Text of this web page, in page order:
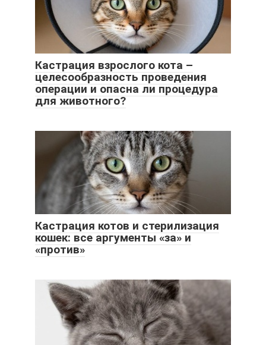
Кастрация взрослого кота –
целесообразность проведения
операции и опасна ли процедура
для животного?
Кастрация котов и стерилизация
кошек: все аргументы «за» и
«против»